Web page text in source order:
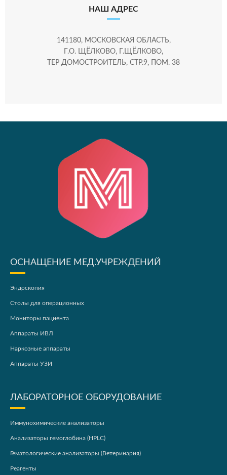
НАШ АДРЕС
141180, МОСКОВСКАЯ ОБЛАСТЬ,
Г.О. ЩЁЛКОВО, Г.ЩЁЛКОВО,
ТЕР ДОМОСТРОИТЕЛЬ, СТР.9, ПОМ. 38
ОСНАЩЕНИЕ МЕД.УЧРЕЖДЕНИЙ
Эндоскопия
Столы для операционных
Мониторы пациента
Аппараты ИВЛ
Наркозные аппараты
Аппараты УЗИ
ЛАБОРАТОРНОЕ ОБОРУДОВАНИЕ
Иммунохимические анализаторы
Анализаторы гемоглобина (HPLC)
Гематологические анализаторы (Ветеринария)
Реагенты